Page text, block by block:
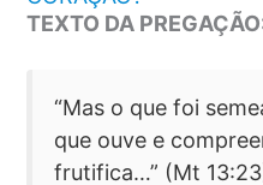
TEXTO DA
“Mas o que foi
que ouve e
frutifica…” (Mt